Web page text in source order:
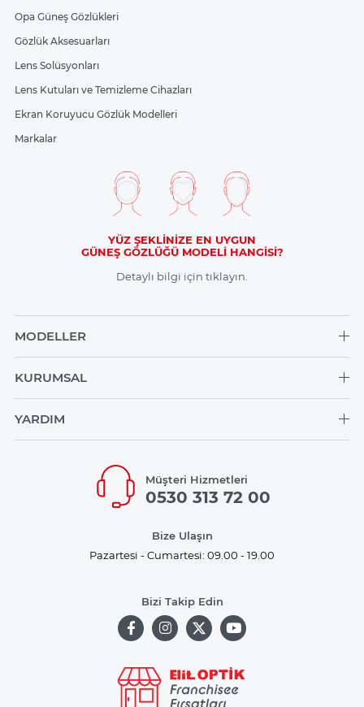
Opa Güneş Gözlükleri
Gözlük Aksesuarları
Lens Solüsyonları
Lens Kutuları ve Temizleme Cihazları
Ekran Koruyucu Gözlük Modelleri
Markalar
YÜZ ŞEKLİNİZE EN UYGUN
GÜNEŞ GÖZLÜĞÜ MODELİ HANGİSİ?
Detaylı bilgi için tıklayın.
MODELLER
KURUMSAL
YARDIM
Müşteri Hizmetleri
0530 313 72 00
Bize Ulaşın
Pazartesi - Cumartesi: 09.00 - 19.00
Bizi Takip Edin